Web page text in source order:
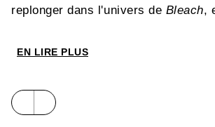
replonger dans l'univers de Bleach,
EN LIRE PLUS